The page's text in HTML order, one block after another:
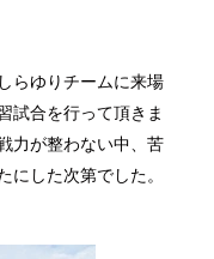
らゆりチームに来場
試合を行って頂きま
力が整わない中、苦
した次第でした。